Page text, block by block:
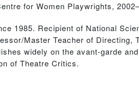
for Women Playwrights,
1985. Recipient of National
Master Teacher of Directing,
widely on the avant-garde
of Theatre Critics.